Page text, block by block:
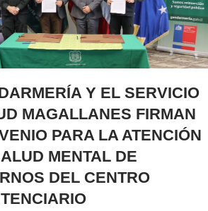
Y EL SERVICIO
MAGALLANES FIRMAN
PARA LA ATENCIÓN
MENTAL DE
DEL CENTRO